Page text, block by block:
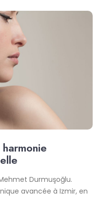
Durmuşoğlu.
avancée à Izmir, en